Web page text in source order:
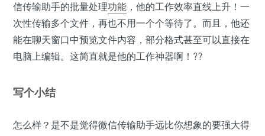
信传输助手的批量处理功能 ，他的工作效率直线上升！一
次性传输多个文件，再也不用一个个等待了。而且，他还
能在聊天窗口中预览文件内容，部分格式甚至可以直接在
电脑上编辑。这简直就是他的工作神器啊！??
写个小结
怎么样？是不是觉得微信传输助手远比你想象的要强大得